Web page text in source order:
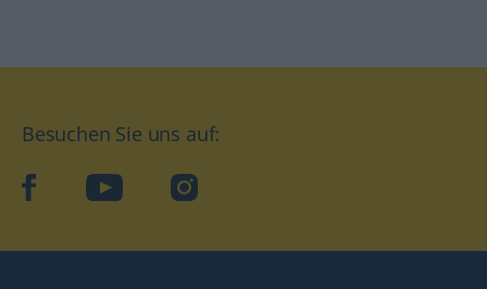
Besuchen Sie uns auf:
facebookYouTube Instagram